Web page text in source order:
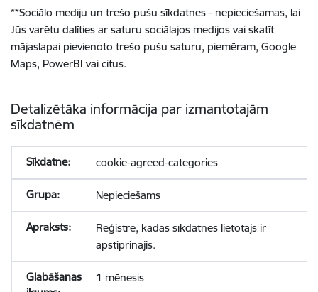
**Sociālo mediju un trešo pušu sīkdatnes - nepieciešamas, lai
Jūs varētu dalīties ar saturu sociālajos medijos vai skatīt
mājaslapai pievienoto trešo pušu saturu, piemēram, Google
Maps, PowerBI vai citus.
Detalizētāka informācija par izmantotajām
sīkdatnēm
cookie-agreed-categories
Nepieciešams
Reģistrē, kādas sīkdatnes lietotājs ir
apstiprinājis.
1 mēnesis